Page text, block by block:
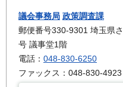
議会事務局 政策調査課
郵便番号330-9301 埼玉県
号 議事堂1階
電話： 048-830-6250
ファックス：048-830-4923